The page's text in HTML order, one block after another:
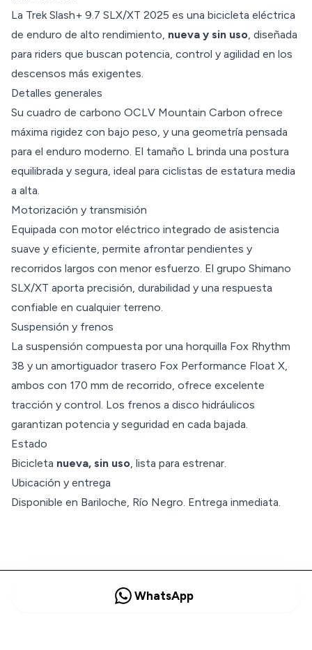
La Trek Slash+ 9.7 SLX/XT 2025 es una bicicleta eléctrica
de enduro de alto rendimiento, nueva y sin uso, diseñada
para riders que buscan potencia, control y agilidad en los
descensos más exigentes.
Detalles generales
Su cuadro de carbono OCLV Mountain Carbon ofrece
máxima rigidez con bajo peso, y una geometría pensada
para el enduro moderno. El tamaño L brinda una postura
equilibrada y segura, ideal para ciclistas de estatura media
a alta.
Motorización y transmisión
Equipada con motor eléctrico integrado de asistencia
suave y eficiente, permite afrontar pendientes y
recorridos largos con menor esfuerzo. El grupo Shimano
SLX/XT aporta precisión, durabilidad y una respuesta
confiable en cualquier terreno.
Suspensión y frenos
La suspensión compuesta por una horquilla Fox Rhythm
38 y un amortiguador trasero Fox Performance Float X,
ambos con 170 mm de recorrido, ofrece excelente
tracción y control. Los frenos a disco hidráulicos
garantizan potencia y seguridad en cada bajada.
Estado
Bicicleta nueva, sin uso, lista para estrenar.
Ubicación y entrega
Disponible en Bariloche, Río Negro. Entrega inmediata.
WhatsApp